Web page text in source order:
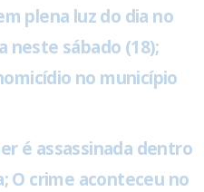
plena luz do dia no
neste sábado (18);
no município
é assassinada dentro
O crime aconteceu no